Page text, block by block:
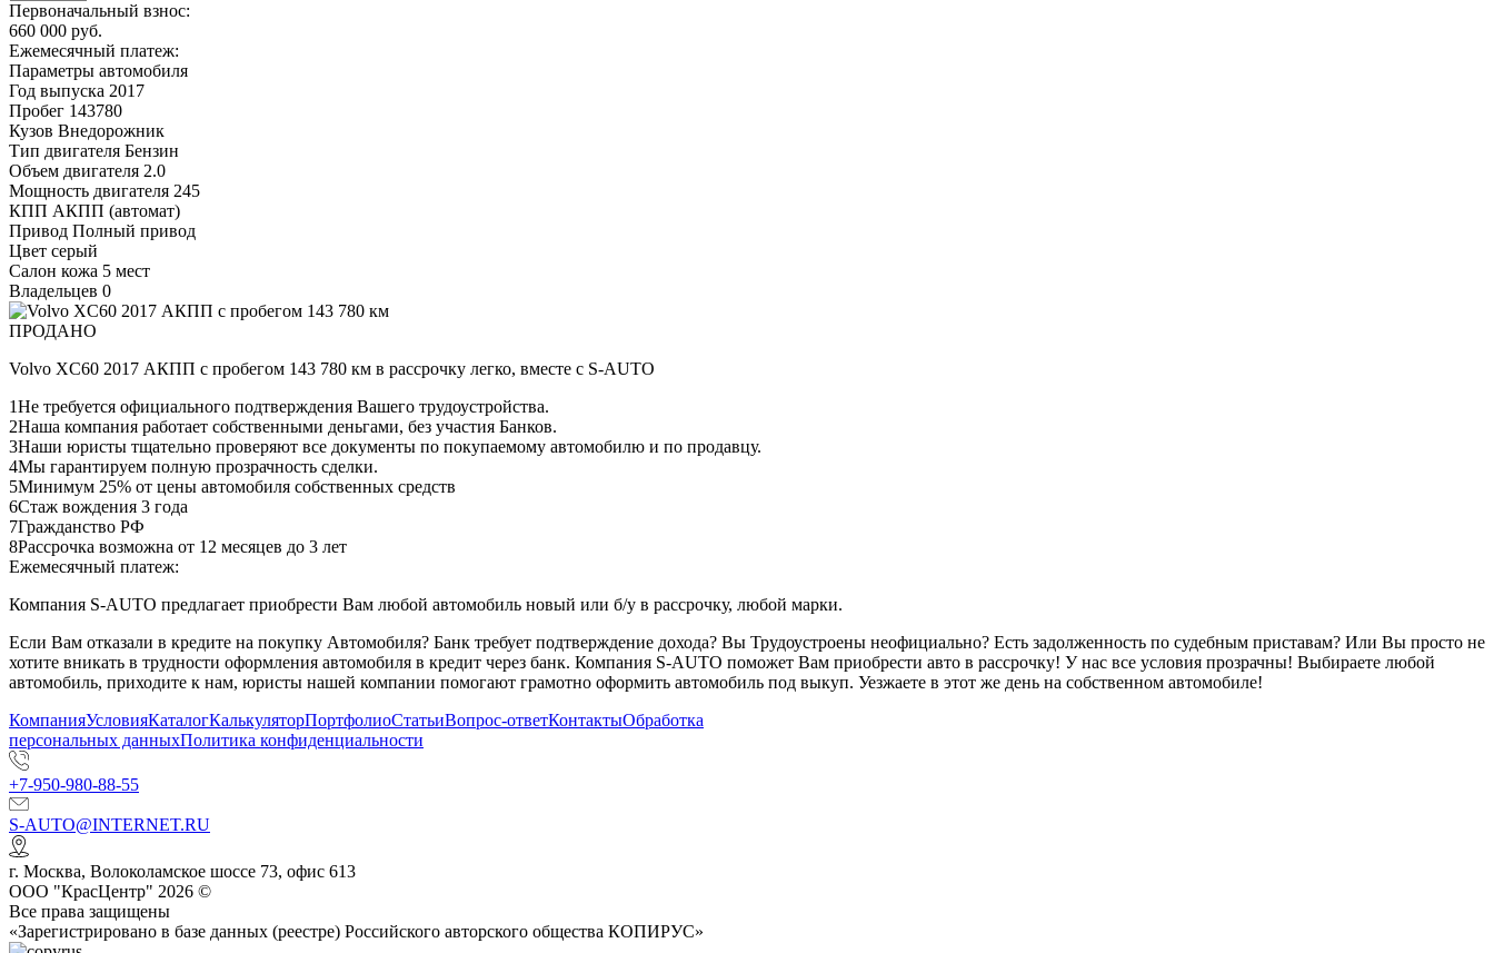
Первоначальный взнос:
660 000 руб.
Ежемесячный платеж:
Параметры автомобиля
Год выпуска 2017
Пробег 143780
Кузов Внедорожник
Тип двигателя Бензин
Объем двигателя 2.0
Мощность двигателя 245
КПП АКПП (автомат)
Привод Полный привод
Цвет серый
Салон кожа 5 мест
Владельцев 0
ПРОДАНО
Volvo XC60 2017 АКПП с пробегом 143 780 км в рассрочку легко, вместе с S-AUTO
1Не требуется официального подтверждения Вашего трудоустройства.
2Наша компания работает собственными деньгами, без участия Банков.
3Наши юристы тщательно проверяют все документы по покупаемому автомобилю и по продавцу.
4Мы гарантируем полную прозрачность сделки.
5Минимум 25% от цены автомобиля собственных средств
6Стаж вождения 3 года
7Гражданство РФ
8Рассрочка возможна от 12 месяцев до 3 лет
Ежемесячный платеж:
Компания S-AUTO предлагает приобрести Вам любой автомобиль новый или б/у в рассрочку, любой марки.
Если Вам отказали в кредите на покупку Автомобиля? Банк требует подтверждение дохода? Вы Трудоустроены неофициально? Есть задолженность по судебным приставам? Или Вы просто не
хотите вникать в трудности оформления автомобиля в кредит через банк. Компания S-AUTO поможет Вам приобрести авто в рассрочку! У нас все условия прозрачны! Выбираете любой
автомобиль, приходите к нам, юристы нашей компании помогают грамотно оформить автомобиль под выкуп. Уезжаете в этот же день на собственном автомобиле!
КомпанияУсловияКаталогКалькуляторПортфолиоСтатьиВопрос-ответКонтактыОбработка
персональных данныхПолитика конфиденциальности
+7-950-980-88-55
S-AUTO@INTERNET.RU
г. Москва, Волоколамское шоссе 73, офис 613
ООО "КрасЦентр" 2026 ©
Все права защищены
«Зарегистрировано в базе данных (реестре) Российского авторского общества КОПИРУС»